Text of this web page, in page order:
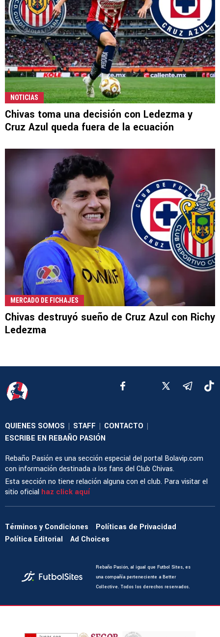
NOTICIAS
Chivas toma una decisión con Ledezma y
Cruz Azul queda fuera de la ecuación
MERCADO DE FICHAJES
Chivas destruyó sueño de Cruz Azul con Richy
Ledezma
QUIENES SOMOS | STAFF | CONTACTO |
ESCRIBE EN REBAÑO PASIÓN
Rebaño Pasión es una sección especial del portal Bolavip.com
con información destinada a los fans del Club Chivas.
Esta sección no tiene relación alguna con el club. Para visitar el
sitio oficial haz click aquí
Términos y Condiciones
Políticas de Privacidad
Política Editorial
Ad Choices
Rebaño Pasión, al igual que Futbol Sites, es
una compañía perteneciente a Better
Collective. Todos los derechos reservados.